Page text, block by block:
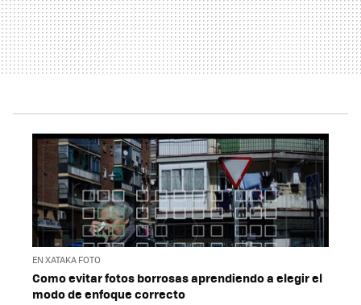
EN XATAKA FOTO
Como evitar fotos borrosas aprendiendo a elegir el
modo de enfoque correcto